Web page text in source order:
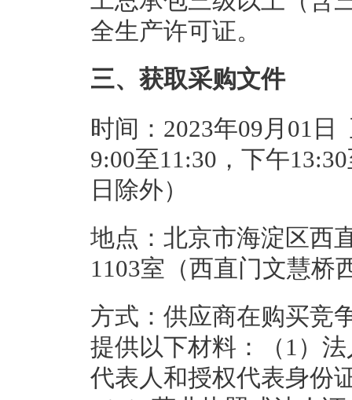
全生产许可证。
三、获取采购文件
时间：2023年09月01
9:00至11:30，下午
日除外）
地点：北京市海淀区西
1103室（西直门文慧桥
方式：供应商在购买竞
提供以下材料：（1）
代表人和授权代表身份